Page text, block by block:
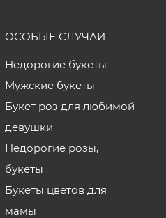
ОСОБЫЕ СЛУЧАИ
Недорогие букеты
Мужские букеты
Букет роз для любимой
девушки
Недорогие розы,
букеты
Букеты цветов для
мамы